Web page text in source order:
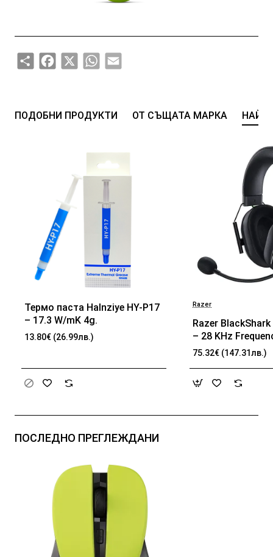
ShareFacebook
X WhatsApp
Email
ПОДОБНИ ПРОДУКТИ ОТ СЪЩАТА МАРКА НАЙ-
БЕСТСЕЛЪР
Термо паста Halnziye HY-P17
– 17.3 W/mK 4g.
13.80€ (26.99лв.)
Razer
Razer BlackShark
– 28 KHz
32 Ω (1 kHz)
TriForce Driver,
passive noise
100 Hz – 10 kHz
75.32€ (147.31лв.)
ПОСЛЕДНО ПРЕГЛЕЖДАНИ